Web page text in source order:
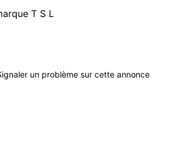
T S L
un problème sur cette annonce